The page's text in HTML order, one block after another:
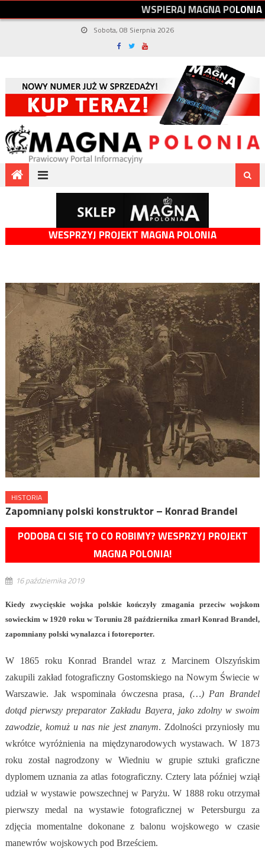
WSPIERAJMAGNAPOLONIA
Sobota, 08 Sierpnia 2026
WESPRZYJ PROJEKT MAGNA POLONIA
HISTORIA
Zapomniany polski konstruktor – Konrad Brandel
PODOBA CI SIĘ TO CO ROBIMY? WESPRZYJ PROJEKT
MAGNA POLONIA!
16 października 2019
Kiedy zwycięskie wojska polskie kończyły zmagania przeciw wojskom
sowieckim w 1920 roku w Toruniu 28 października zmarł Konrad Brandel,
zapomniany polski wynalazca i fotoreporter.
W 1865 roku Konrad Brandel wraz z Marcinem Olszyńskim
zakupili zakład fotograficzny Gostomskiego na Nowym Świecie w
Warszawie. Jak wspominała ówczesna prasa, (…) Pan Brandel
dotąd pierwszy preparator Zakładu Bayera, jako zdolny w swoim
zawodzie, komuż u nas nie jest znanym. Zdolności przyniosły mu
wkrótce wyróżnienia na międzynarodowych wystawach. W 1873
roku został nagrodzony w Wiedniu w grupie sztuki graficzne
dyplomem uznania za atlas fotograficzny. Cztery lata później wziął
udział w wystawie powszechnej w Paryżu. W 1888 roku otrzymał
pierwszy medal na wystawie fotograficznej w Petersburgu za
zdjęcia momentalne dokonane z balonu wojskowego w czasie
manewrów wojskowych pod Brześciem.